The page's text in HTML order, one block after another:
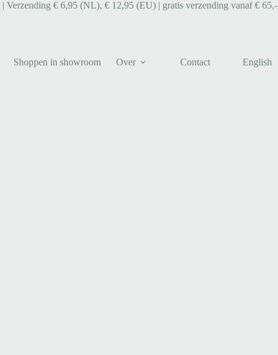
| Verzending € 6,95 (NL), € 12,95 (EU) | gratis verzending vanaf € 65,-
Shoppen in showroom Over Contact English